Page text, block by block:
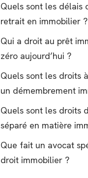
Quels sont les délais
retrait en immobilier ?
Qui a droit au prêt
zéro aujourd’hui ?
Quels sont les droits
un démembrement
Quels sont les droits
séparé en matière
Que fait un avocat
droit immobilier ?